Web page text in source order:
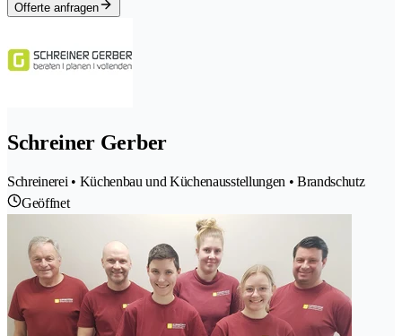
Offerte anfragen
Schreiner Gerber
Schreinerei • Küchenbau und Küchenausstellungen • Brandschutz
Geöffnet